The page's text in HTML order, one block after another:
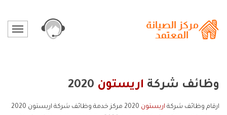
وظائف شركة اريستون
ارقام وظائف شركة اريستون
2020 مركز خدمة وظائف شركة اريستون 2020